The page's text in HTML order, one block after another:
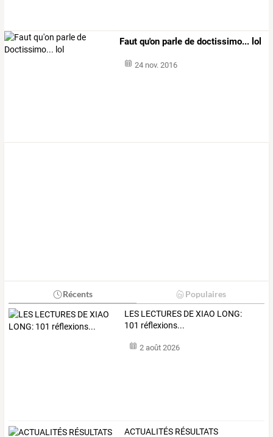
Faut qu'on parle de doctissimo... lol
24 nov. 2016
Récents Populaires
LES LECTURES DE XIAO LONG:
101 réflexions...
2 août 2026
ACTUALITÉS RÉSULTATS